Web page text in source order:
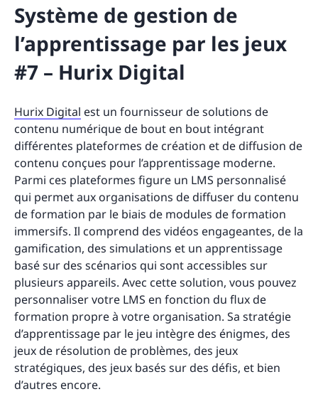
Système de gestion de
l’apprentissage par les jeux
#7 – Hurix Digital
Hurix Digital est un fournisseur de solutions de
contenu numérique de bout en bout intégrant
différentes plateformes de création et de diffusion de
contenu conçues pour l’apprentissage moderne.
Parmi ces plateformes figure un LMS personnalisé
qui permet aux organisations de diffuser du contenu
de formation par le biais de modules de formation
immersifs. Il comprend des vidéos engageantes, de la
gamification, des simulations et un apprentissage
basé sur des scénarios qui sont accessibles sur
plusieurs appareils. Avec cette solution, vous pouvez
personnaliser votre LMS en fonction du flux de
formation propre à votre organisation. Sa stratégie
d’apprentissage par le jeu intègre des énigmes, des
jeux de résolution de problèmes, des jeux
stratégiques, des jeux basés sur des défis, et bien
d’autres encore.